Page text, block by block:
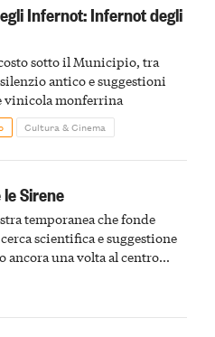
Infernot: Infernot degli
sotto il Municipio, tra
antico e suggestioni
vinicola monferrina
Cultura & Cinema
Sirene
temporanea che fonde
scientifica e suggestione
ancora una volta al centro
del passato astigiano